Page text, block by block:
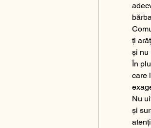
ți
și nu
În
care
Nu
și